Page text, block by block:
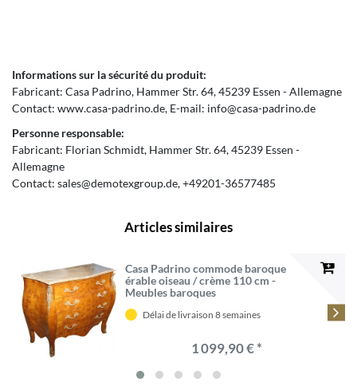
Informations sur la sécurité du produit:
Fabricant: Casa Padrino Hammer Str.64 45239 Essen
Allemagne
Contact: www.casa-padrino.de E-mail: info@casa-padrino.de
Personne responsable:
Fabricant: Florian Schmidt Hammer Str.64 45239 Essen
Allemagne
Contact: sales@demotexgroup.de +49201-36577485
Articles similaires
Casa Padrino commode baroque
érable oiseau / crème 110 cm -
Meubles baroques
Délai de livraison 8 semaines
1 099,90 € *